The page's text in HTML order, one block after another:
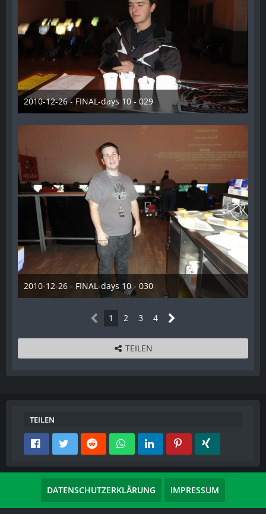
2010-12-26 - FINAL-days 10 - 029
28. Dezember 2012
2010-12-26 - FINAL-days 10 - 030
28. Dezember 2012
1 2 3 4
TEILEN
TEILEN
DATENSCHUTZERKLÄRUNG IMPRESSUM